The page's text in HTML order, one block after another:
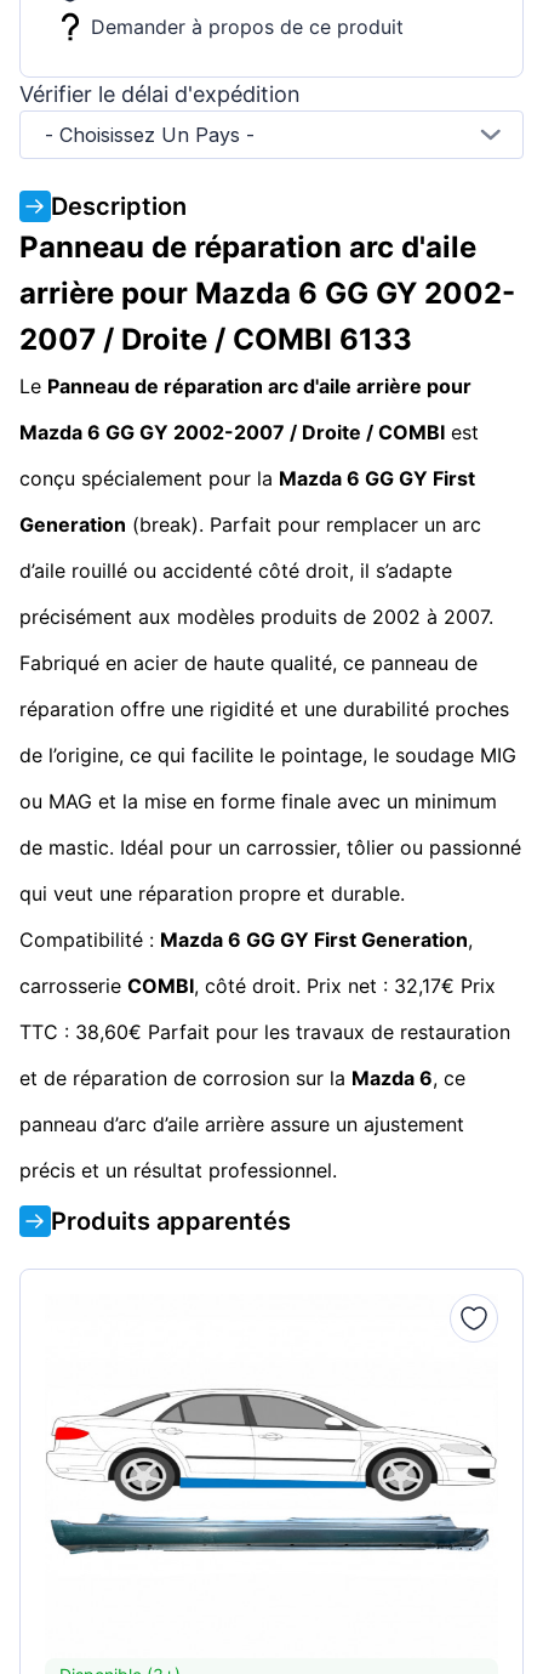
Demander à propos de ce produit
Vérifier le délai d'expédition
- Choisissez Un Pays -
Description
Panneau de réparation arc d'aile
arrière pour Mazda 6 GG GY 2002-
2007 / Droite / COMBI 6133
Le Panneau de réparation arc d'aile arrière pour
Mazda 6 GG GY 2002-2007 / Droite / COMBI est
conçu spécialement pour la Mazda 6 GG GY First
Generation (break). Parfait pour remplacer un arc
d’aile rouillé ou accidenté côté droit, il s’adapte
précisément aux modèles produits de 2002 à 2007.
Fabriqué en acier de haute qualité, ce panneau de
réparation offre une rigidité et une durabilité proches
de l’origine, ce qui facilite le pointage, le soudage MIG
ou MAG et la mise en forme finale avec un minimum
de mastic. Idéal pour un carrossier, tôlier ou passionné
qui veut une réparation propre et durable.
Compatibilité : Mazda 6 GG GY First Generation,
carrosserie COMBI, côté droit. Prix net : 32,17€ Prix
TTC : 38,60€ Parfait pour les travaux de restauration
et de réparation de corrosion sur la Mazda 6, ce
panneau d’arc d’aile arrière assure un ajustement
précis et un résultat professionnel.
Produits apparentés